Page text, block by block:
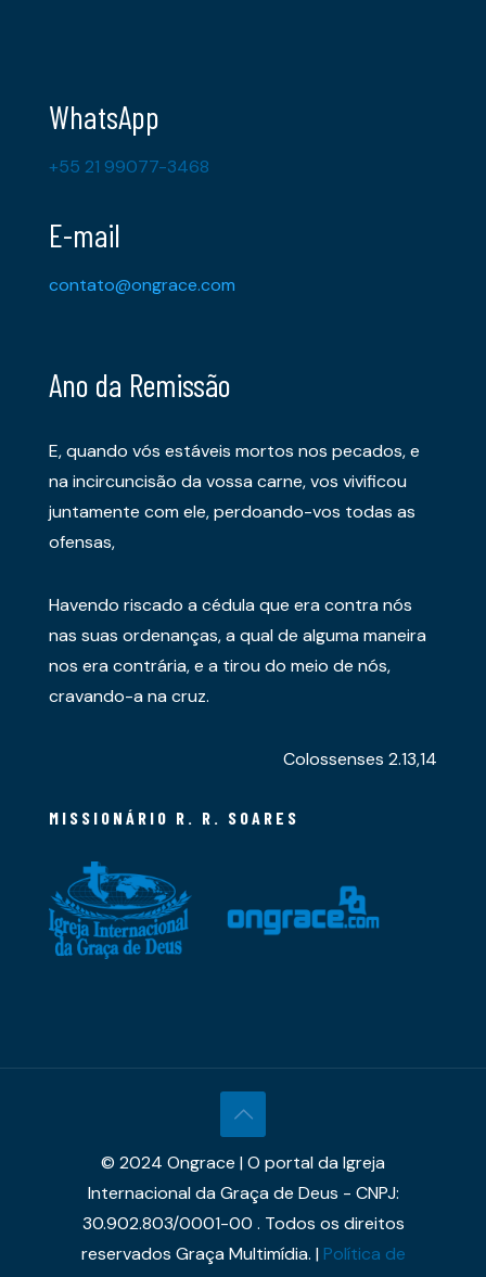
WhatsApp
+55 21 99077-3468
E-mail
contato@ongrace.com
Ano da Remissão
E, quando vós estáveis mortos nos pecados, e
na incircuncisão da vossa carne, vos vivificou
juntamente com ele, perdoando-vos todas as
ofensas,
Havendo riscado a cédula que era contra nós
nas suas ordenanças, a qual de alguma maneira
nos era contrária, e a tirou do meio de nós,
cravando-a na cruz.
Colossenses 2.13,14
MISSIONÁRIO R. R. SOARES
© 2024 Ongrace | O portal da Igreja
Internacional da Graça de Deus - CNPJ:
30.902.803/0001-00 . Todos os direitos
reservados Graça Multimídia. |Política de